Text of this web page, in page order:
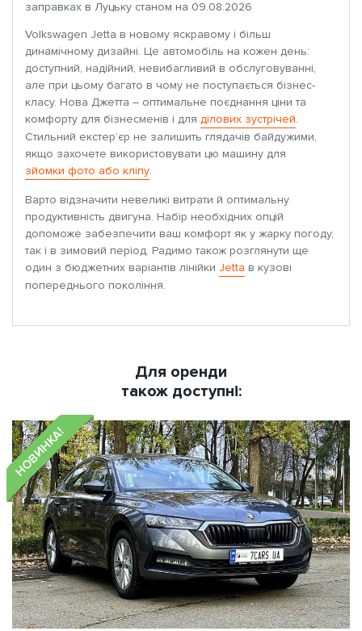
заправках в Луцьку станом на 09.08.2026
Volkswagen Jetta в новому яскравому і більш
динамічному дизайні. Це автомобіль на кожен день:
доступний, надійний, невибагливий в обслуговуванні,
але при цьому багато в чому не поступається бізнес-
класу. Нова Джетта – оптимальне поєднання ціни та
комфорту для бізнесменів і для ділових зустрічей.
Стильний екстер’єр не залишить глядачів байдужими,
якщо захочете використовувати цю машину для
зйомки фото або кліпу.
Варто відзначити невеликі витрати й оптимальну
продуктивність двигуна. Набір необхідних опцій
допоможе забезпечити ваш комфорт як у жарку погоду,
так і в зимовий період. Радимо також розглянути ще
один з бюджетних варіантів лінійки Jetta в кузові
попереднього покоління.
Для оренди
також доступні:
НОВИНКА!